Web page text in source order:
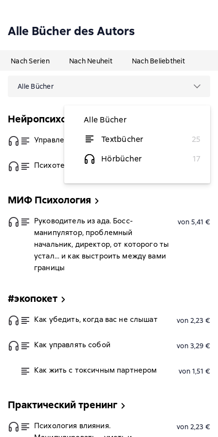
Alle Bücher des Autors
Nach Serien Nach Neuheit Nach Beliebtheit
Alle Bücher
Alle Bücher
Textbücher
25
Hörbücher
17
Нейропсихология на практике
Управление конфликтами von 5,62 €
Психотехнологии влияния
МИФ Психология
Руководитель из ада. Босс-
манипулятор, проблемный
начальник, директор, от которого ты
устал… и как выстроить между вами
границы
von 5,41 €
#экопокет
Как убедить, когда вас не слышат von 2,23 €
Как управлять собой von 3,29 €
Как жить с токсичным партнером von 1,51 €
Практический тренинг
Психология влияния.
von 2,23 €